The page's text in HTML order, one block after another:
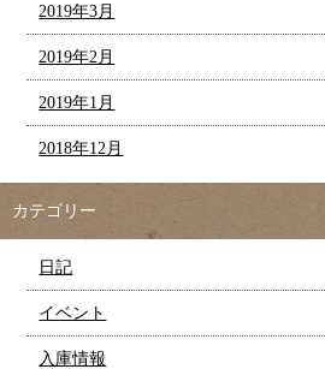
2019年3月
2019年2月
2019年1月
2018年12月
カテゴリー
日記
イベント
入庫情報